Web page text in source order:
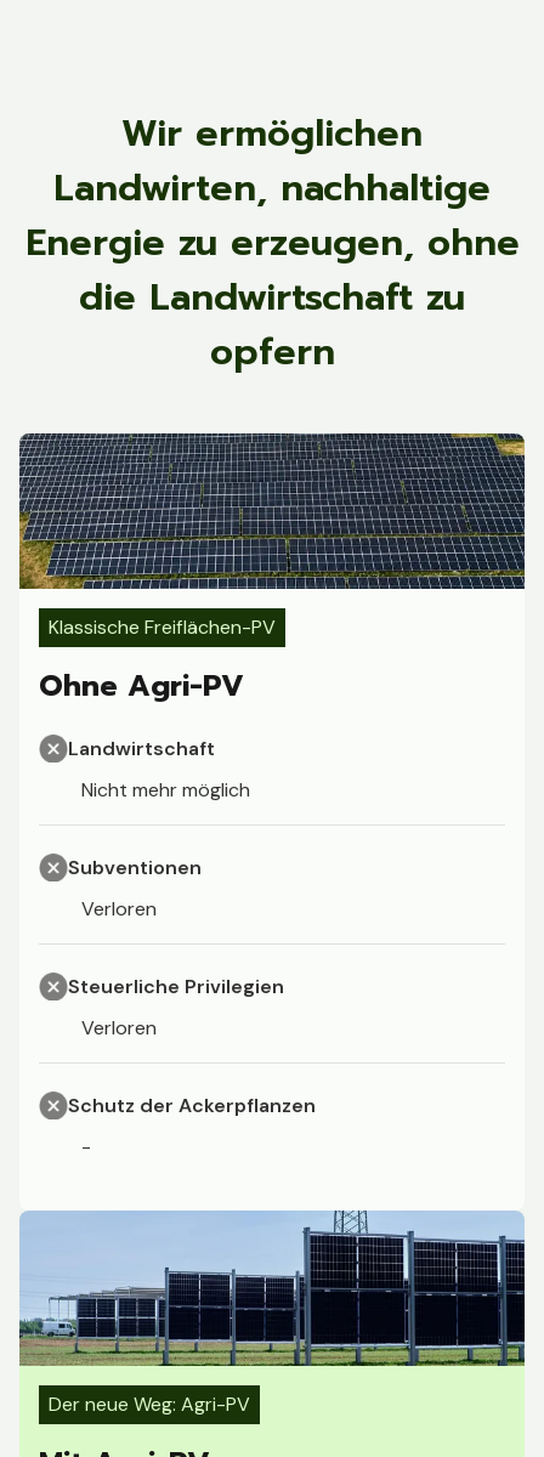
Wir ermöglichen
Landwirten, nachhaltige
Energie zu erzeugen, ohne
die Landwirtschaft zu
opfern
Klassische Freiflächen-PV
Ohne Agri-PV
Landwirtschaft
Nicht mehr möglich
Subventionen
Verloren
Steuerliche Privilegien
Verloren
Schutz der Ackerpflanzen
-
Der neue Weg: Agri-PV